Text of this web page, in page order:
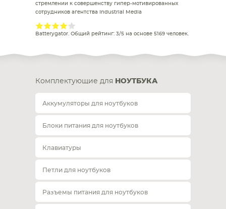
стремлении к совершенству гипер-мотивированных
сотрудников агентства Industrial Media
Batterygator. Общий рейтинг: 3/5 на основе 5169 человек.
Комплектующие для НОУТБУКА
Аккумуляторы для ноутбуков
Блоки питания для ноутбуков
Клавиатуры
Петли для ноутбуков
Разъемы питания для ноутбуков